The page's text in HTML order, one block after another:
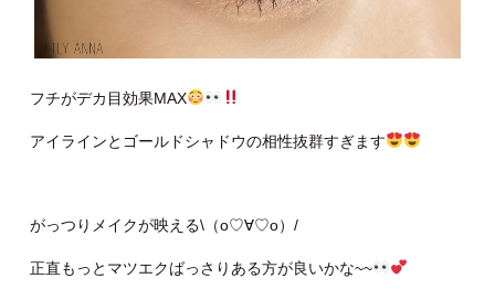
フチがデカ目効果MAX
アイラインとゴールドシャドウの相性抜群すぎます
がっつりメイクが映える\（о♡∀♡о）/
正直もっとマツエクばっさりある方が良いかな~~